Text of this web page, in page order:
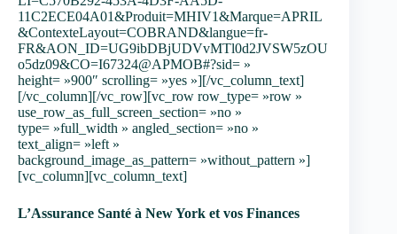
11C2ECE04A01&Produit=MHIV1&Marque=APRIL
&ContexteLayout=COBRAND&langue=fr-
FR&AON_ID=UG9ibDBjUDVvMTl0d2JVSW5zOU
o5dz09&CO=I67324@APMOB#?sid= »
height= »900″ scrolling= »yes »][/vc_column_text]
[/vc_column][/vc_row][vc_row row_type= »row »
use_row_as_full_screen_section= »no »
type= »full_width » angled_section= »no »
text_align= »left »
background_image_as_pattern= »without_pattern »]
[vc_column][vc_column_text]
L’Assurance Santé à New York et vos Finances